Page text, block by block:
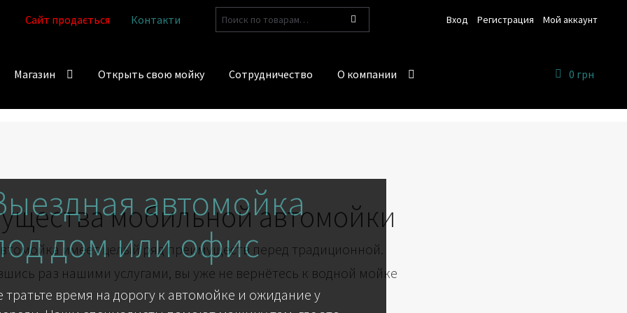
Сайт продається Контакти Искать: Вход Регистрация Мой аккаунт
Магазин Открыть свою мойку Сотрудничество О компании 0 грн
автомойка
дом или офис
тратьте время на дорогу к автомойке и ожидание у
мобильной автомойки
имеет целый ряд преимуществ перед традиционной.
раз нашими услугами, вы уже не вернётесь к водной мойке